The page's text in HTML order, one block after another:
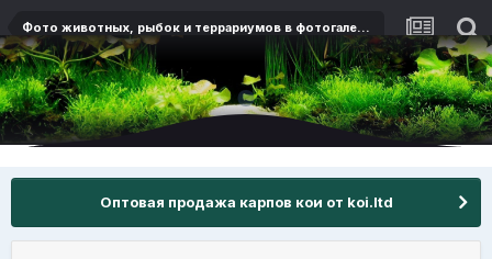
Фото животных, рыбок и террариумов в фотогалерее на Aqualog.ru
Оптовая продажа карпов кои от koi.ltd